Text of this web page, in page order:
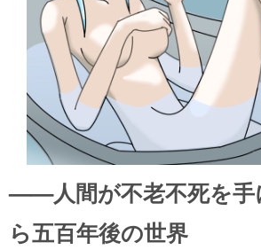
——人間が不老不死を手
ら五百年後の世界